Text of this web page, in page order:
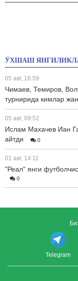
ЎХШАШ
05 авг, 16:59
Чимаев, Темиров,
турнирида кимлар
05 авг, 09:52
Ислам Махачев Иан
айтди
0
01 авг, 14:11
"Реал" янги
0
Telegram